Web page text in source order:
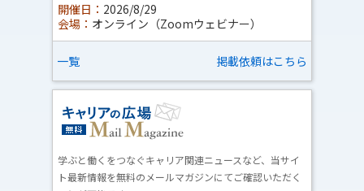
開催日： 2026/8/29
会場： オンライン（Zoomウェビナー）
一覧 掲載依頼はこちら
学ぶと働くをつなぐキャリア関連ニュースなど、当サイ
ト最新情報を無料のメールマガジンにてご確認いただく